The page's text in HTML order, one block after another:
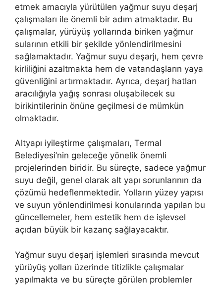
etmek amacıyla yürütülen yağmur suyu deşarj
çalışmaları ile önemli bir adım atmaktadır. Bu
çalışmalar, yürüyüş yollarında biriken yağmur
sularının etkili bir şekilde yönlendirilmesini
sağlamaktadır. Yağmur suyu deşarjı, hem çevre
kirliliğini azaltmakta hem de vatandaşların yaya
güvenliğini artırmaktadır. Ayrıca, deşarj hatları
aracılığıyla yağış sonrası oluşabilecek su
birikintilerinin önüne geçilmesi de mümkün
olmaktadır.
Altyapı iyileştirme çalışmaları, Termal
Belediyesi’nin geleceğe yönelik önemli
projelerinden biridir. Bu süreçte, sadece yağmur
suyu değil, genel olarak alt yapı sorunlarının da
çözümü hedeflenmektedir. Yolların yüzey yapısı
ve suyun yönlendirilmesi konularında yapılan bu
güncellemeler, hem estetik hem de işlevsel
açıdan büyük bir kazanç sağlayacaktır.
Yağmur suyu deşarj işlemleri sırasında mevcut
yürüyüş yolları üzerinde titizlikle çalışmalar
yapılmakta ve bu süreçte görülen problemler